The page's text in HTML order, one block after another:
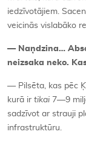
iedzīvotājiem.
veicinās vislabāko
— Naņdzina…
neizsaka neko.
— Pilsēta, kas pēc
kurā ir tikai 7—9
sadzīvot ar strauji
infrastruktūru.